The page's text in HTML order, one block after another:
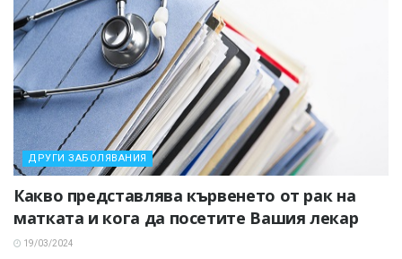
ДРУГИ ЗАБОЛЯВАНИЯ
Какво представлява кървенето от рак на
матката и кога да посетите Вашия лекар
19/03/2024